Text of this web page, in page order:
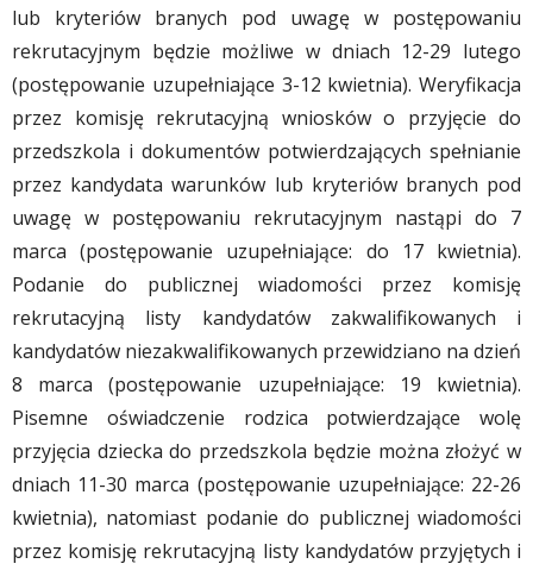
lub kryteriów branych pod uwagę w postępowaniu
rekrutacyjnym będzie możliwe w dniach 12-29 lutego
(postępowanie uzupełniające 3-12 kwietnia). Weryfikacja
przez komisję rekrutacyjną wniosków o przyjęcie do
przedszkola i dokumentów potwierdzających spełnianie
przez kandydata warunków lub kryteriów branych pod
uwagę w postępowaniu rekrutacyjnym nastąpi do 7
marca (postępowanie uzupełniające: do 17 kwietnia).
Podanie do publicznej wiadomości przez komisję
rekrutacyjną listy kandydatów zakwalifikowanych i
kandydatów niezakwalifikowanych przewidziano na dzień
8 marca (postępowanie uzupełniające: 19 kwietnia).
Pisemne oświadczenie rodzica potwierdzające wolę
przyjęcia dziecka do przedszkola będzie można złożyć w
dniach 11-30 marca (postępowanie uzupełniające: 22-26
kwietnia), natomiast podanie do publicznej wiadomości
przez komisję rekrutacyjną listy kandydatów przyjętych i